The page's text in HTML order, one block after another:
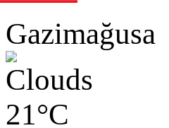
Gazimağusa
21°C